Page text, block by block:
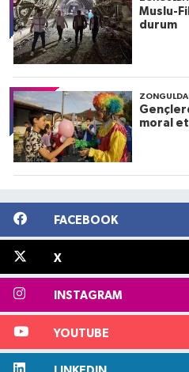
Muslu-
durum
moral
FACEBOOK
X
INSTAGRAM
YOUTUBE